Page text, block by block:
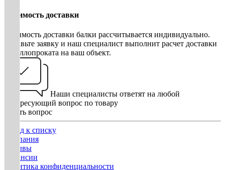
Стоимость доставки
Стоимость доставки балки рассчитывается индивидуально.
Оставьте заявку и наш специалист выполнит расчет доставки
металлопроката на ваш объект.
Наши специалисты ответят на любой
интересующий вопрос по товару
Задать вопрос
Назад к списку
Компания
Отзывы
Вакансии
Политика конфиденциальности